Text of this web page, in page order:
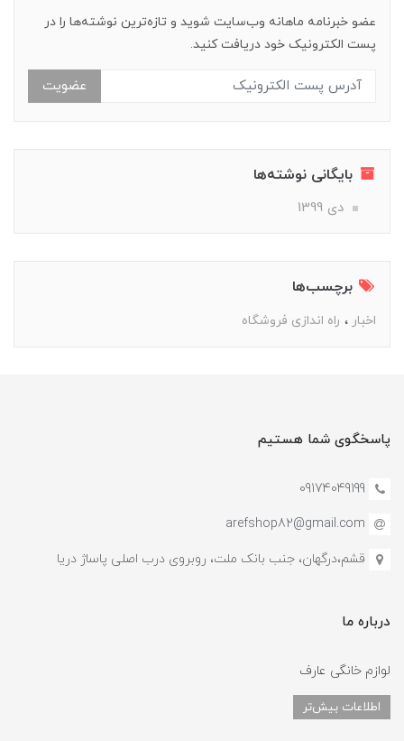
عضو خبرنامه ماهانه وب‌سایت شوید و تازه‌ترین نوشته‌ها را در
پست الکترونیک خود دریافت کنید.
عضویت
بایگانی نوشته‌ها
دی 1399
برچسب‌ها
اخبار راه اندازی فروشگاه
پاسخگوی شما هستیم
09174049199
arefshop82@gmail.com
قشم،درگهان، جنب بانک ملت، روبروی درب اصلی پاساژ دریا
درباره ما
لوازم خانگی عارف
اطلاعات بیش‌تر